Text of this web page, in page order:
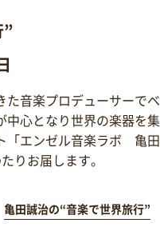
音楽プロデューサーでベ
中心となり世界の楽器を集
「エンゼル音楽ラボ 亀田
りお届します。
亀田誠治の“音楽で世界旅行”